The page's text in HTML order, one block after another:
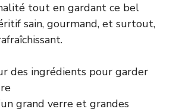
tout en gardant ce bel
sain, gourmand, et surtout,
des ingrédients pour garder
grand verre et grandes